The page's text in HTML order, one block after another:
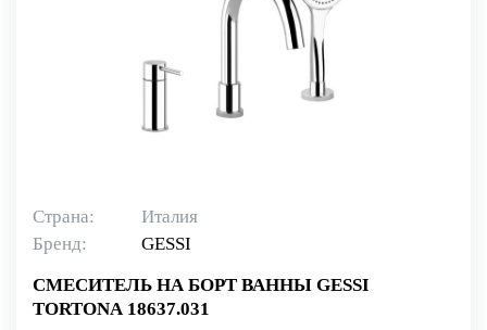
Страна:
Италия
Бренд:
GESSI
СМЕСИТЕЛЬ НА БОРТ ВАННЫ GESSI
TORTONA 18637.031